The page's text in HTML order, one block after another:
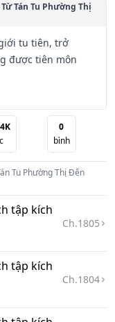
Tán Tu Phường Thị
tu tiên, trở
được tiên môn
kém, hắn vốn cho
May mắn thay,
】.
đốn củi, vô tình
được một ngọc
tu để mắt tới, đối
thị.
dịch phường thị,
Quy có huyết
0
bình
Tu Phường Thị Đến
tập kích
Ch.1805
tập kích
Ch.1804